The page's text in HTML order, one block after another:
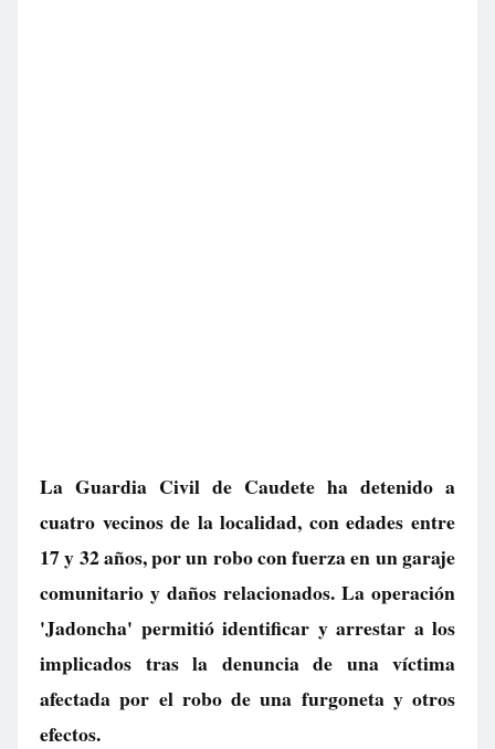
La Guardia Civil de Caudete ha detenido a
cuatro vecinos de la localidad, con edades entre
17 y 32 años, por un robo con fuerza en un garaje
comunitario y daños relacionados. La operación
'Jadoncha' permitió identificar y arrestar a los
implicados tras la denuncia de una víctima
afectada por el robo de una furgoneta y otros
efectos.